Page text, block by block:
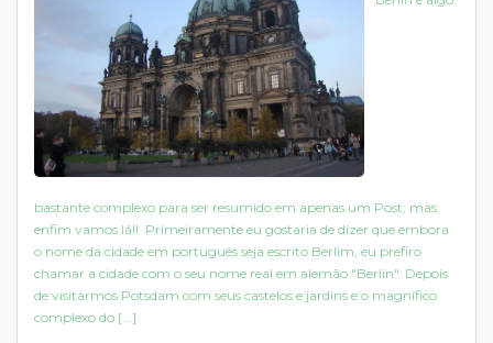
bastante complexo para ser resumido em apenas um Post, mas
enfim vamos lá!! Primeiramente eu gostaria de dizer que embora
o nome da cidade em português seja escrito Berlim, eu prefiro
chamar a cidade com o seu nome real em alemão "Berlin". Depois
de visitarmos Potsdam com seus castelos e jardins e o magnífico
complexo do [...]